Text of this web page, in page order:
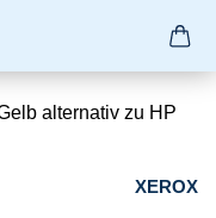
alternativ zu HP
XEROX